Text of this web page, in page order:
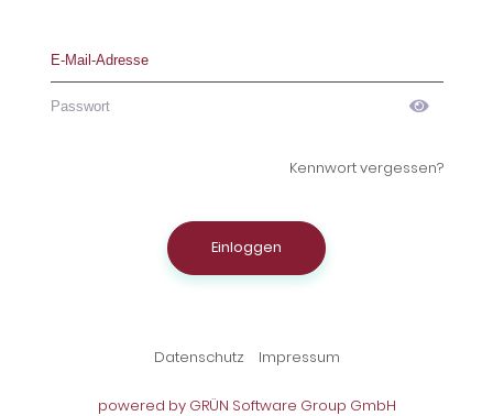
Kennwort vergessen?
Einloggen
Datenschutz Impressum
powered by GRÜN Software Group GmbH